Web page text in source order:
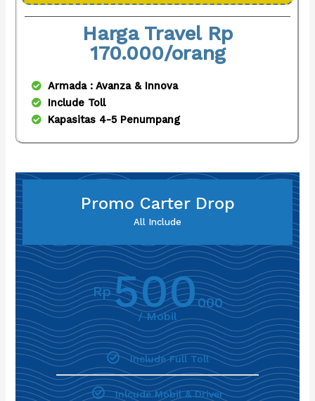
Harga Travel Rp
170.000/orang
Armada : Avanza & Innova
Include Toll
Kapasitas 4-5 Penumpang
Promo Carter Drop
All Include
Rp500000
/ Mobil
Include Full Toll
Inlcude Mobil & Driver